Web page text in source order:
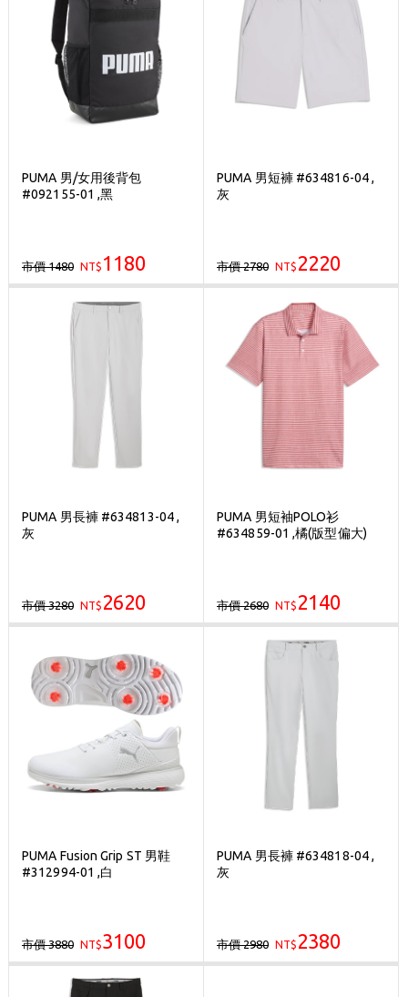
PUMA 男/女用後背包
#092155-01 ,黑
市價 1480 NT$ 1180
PUMA 男短褲 #634816-04 ,
灰
市價 2780 NT$ 2220
PUMA 男長褲 #634813-04 ,
灰
市價 3280 NT$ 2620
PUMA 男短袖POLO衫
#634859-01 ,橘(版型偏大)
市價 2680 NT$ 2140
PUMA Fusion Grip ST 男鞋
#312994-01 ,白
市價 3880 NT$3100
PUMA 男長褲 #634818-04 ,
灰
市價 2980 NT$ 2380